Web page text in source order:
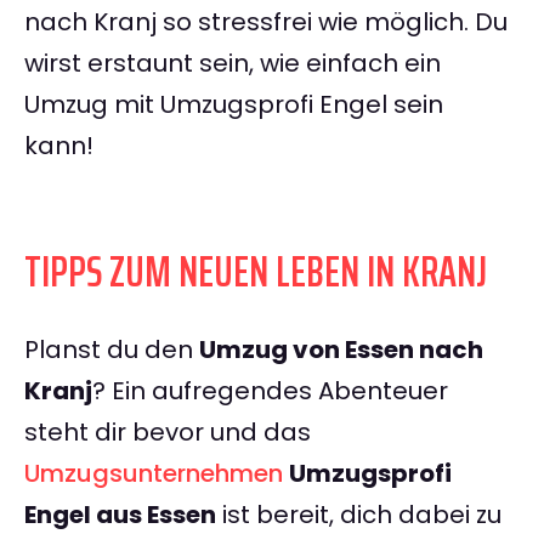
nach Kranj so stressfrei wie möglich. Du
wirst erstaunt sein, wie einfach ein
Umzug mit Umzugsprofi Engel sein
kann!
TIPPS ZUM NEUEN LEBEN IN KRANJ
Planst du den Umzug von Essen nach
Kranj? Ein aufregendes Abenteuer
steht dir bevor und das
Umzugsunternehmen Umzugsprofi
Engel aus Essen ist bereit, dich dabei zu